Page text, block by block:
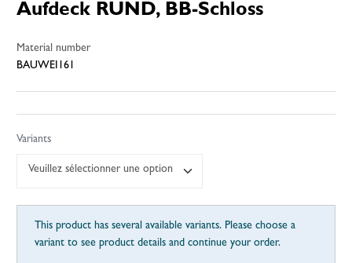
Aufdeck RUND, BB-Schloss
Material number
BAUWEI161
Variants
Veuillez sélectionner une option
This product has several available variants. Please choose a
variant to see product details and continue your order.